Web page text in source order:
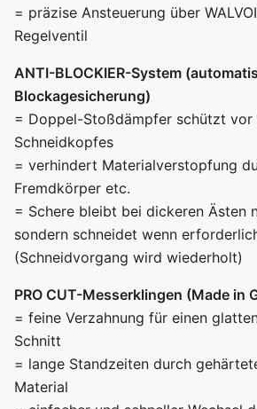
= präzise Ansteuerung über
Regelventil
ANTI-BLOCKIER-System
Blockagesicherung)
= Doppel-Stoßdämpfer schützt vor
Schneidkopfes
= verhindert Materialverstopfung
Fremdkörper etc.
= Schere bleibt bei dickeren Ästen
sondern schneidet wenn
(Schneidvorgang wird wiederholt)
PRO CUT-Messerklingen (Made in
= feine Verzahnung für einen
Schnitt
= lange Standzeiten durch
Material